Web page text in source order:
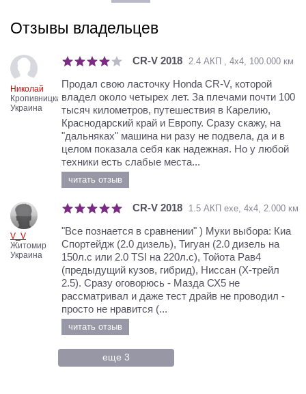
Отзывы владельцев
Николай
Кропивницкий
Украина
CR-V 2018 2.4 АКП , 4х4, 100.000 км
Продал свою ласточку Honda CR-V, которой
владел около четырех лет. За плечами почти 100
тысяч километров, путешествия в Карелию,
Краснодарский край и Европу. Сразу скажу, на
"дальняках" машина ни разу не подвела, да и в
целом показала себя как надежная. Но у любой
техники есть слабые места...
читать отзыв
V_V
Житомир
Украина
CR-V 2018 1.5 АКП exe, 4х4, 2.000 км
"Все познается в сравнении" ) Муки выбора: Киа
Спортейдж (2.0 дизель), Тигуан (2.0 дизель на
150л.с или 2.0 TSI на 220л.с), Тойота Рав4
(предыдущий кузов, гибрид), Ниссан (Х-трейл
2.5). Сразу оговорюсь - Мазда СХ5 не
рассматривал и даже тест драйв не проводил -
просто не нравится (...
читать отзыв
еще 3